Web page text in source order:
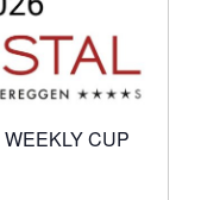
CUP